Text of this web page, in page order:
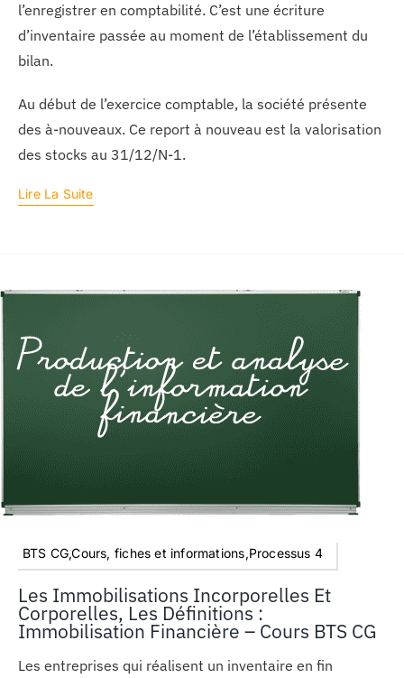
l’enregistrer en comptabilité. C’est une écriture
d’inventaire passée au moment de l’établissement du
bilan.
Au début de l’exercice comptable, la société présente
des à-nouveaux. Ce report à nouveau est la valorisation
des stocks au 31/12/N-1.
Lire La Suite
BTS CG,Cours, fiches et informations,Processus 4
Les Immobilisations Incorporelles Et
Corporelles, Les Définitions :
Immobilisation Financière – Cours BTS CG
Les entreprises qui réalisent un inventaire en fin